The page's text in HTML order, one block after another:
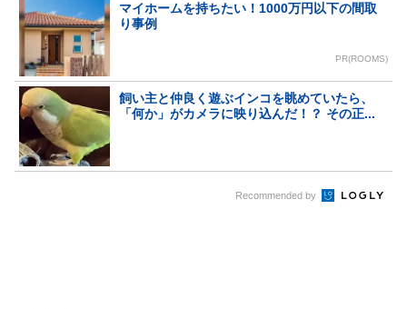
マイホームを持ちたい！1000万円以下の間取
り事例
PR(ROOMS)
飼い主と仲良く遊ぶインコを眺めていたら、
「何か」がカメラに映り込んだ！？ その正...
Recommended by